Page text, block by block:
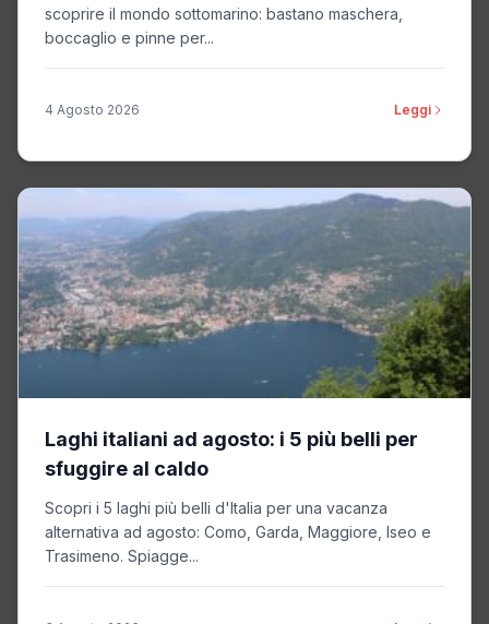
scoprire il mondo sottomarino: bastano maschera,
boccaglio e pinne per...
4 Agosto 2026 Leggi
Laghi italiani ad agosto: i 5 più belli per
sfuggire al caldo
Scopri i 5 laghi più belli d'Italia per una vacanza
alternativa ad agosto: Como, Garda, Maggiore, Iseo e
Trasimeno. Spiagge...